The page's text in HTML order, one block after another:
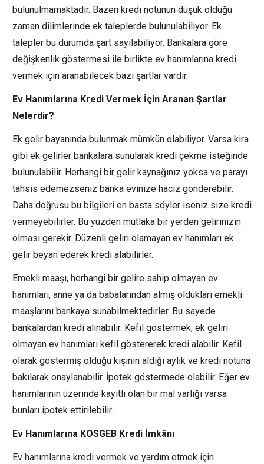
bulunulmamaktadır. Bazen kredi notunun düşük olduğu
zaman dilimlerinde ek taleplerde bulunulabiliyor. Ek
talepler bu durumda şart sayılabiliyor. Bankalara göre
değişkenlik göstermesi ile birlikte ev hanımlarına kredi
vermek için aranabilecek bazı şartlar vardır.
Ev Hanımlarına Kredi Vermek İçin Aranan Şartlar
Nelerdir?
Ek gelir bayanında bulunmak mümkün olabiliyor. Varsa kira
gibi ek gelirler bankalara sunularak kredi çekme isteğinde
bulunulabilir. Herhangi bir gelir kaynağınız yoksa ve parayı
tahsis edemezseniz banka evinize haciz gönderebilir.
Daha doğrusu bu bilgileri en basta söyler iseniz size kredi
vermeyebilirler. Bu yüzden mutlaka bir yerden gelirinizin
olması gerekir. Düzenli geliri olamayan ev hanımları ek
gelir beyan ederek kredi alabilirler.
Emekli maaşı, herhangi bir gelire sahip olmayan ev
hanımları, anne ya da babalarından almış oldukları emekli
maaşlarını bankaya sunabilmektedirler. Bu sayede
bankalardan kredi alınabilir. Kefil göstermek, ek geliri
olmayan ev hanımları kefil göstererek kredi alabilir. Kefil
olarak göstermiş olduğu kişinin aldığı aylık ve kredi notuna
bakılarak onaylanabilir. İpotek göstermede olabilir. Eğer ev
hanımlarının üzerinde kayıtlı olan bir mal varlığı varsa
bunları ipotek ettirilebilir.
Ev Hanımlarına KOSGEB Kredi İmkânı
Ev hanımlarına kredi vermek ve yardım etmek için